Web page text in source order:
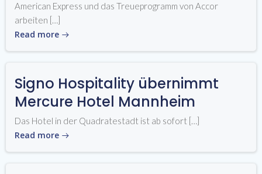
American Express und das Treueprogramm von Accor
arbeiten […]
Read more
Signo Hospitality übernimmt
Mercure Hotel Mannheim
Das Hotel in der Quadratestadt ist ab sofort […]
Read more